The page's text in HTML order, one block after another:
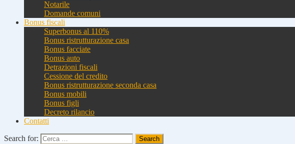
Notarile
Domande comuni
Bonus fiscali
Superbonus al 110%
Bonus ristrutturazione casa
Bonus facciate
Bonus auto
Detrazioni fiscali
Cessione del credito
Bonus ristrutturazione seconda casa
Bonus mobili
Bonus figli
Decreto rilancio
Contatti
Search for: